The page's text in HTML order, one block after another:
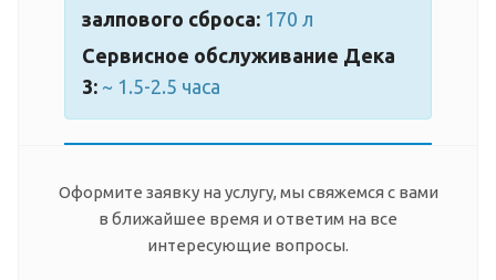
залпового сброса: 170 л
Сервисное обслуживание Дека
3: ~ 1.5-2.5 часа
Оформите заявку на услугу, мы свяжемся с вами
в ближайшее время и ответим на все
интересующие вопросы.